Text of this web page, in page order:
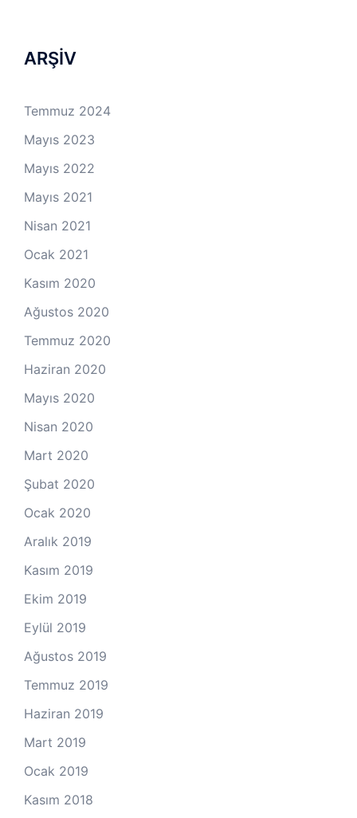
ARŞİV
Temmuz 2024
Mayıs 2023
Mayıs 2022
Mayıs 2021
Nisan 2021
Ocak 2021
Kasım 2020
Ağustos 2020
Temmuz 2020
Haziran 2020
Mayıs 2020
Nisan 2020
Mart 2020
Şubat 2020
Ocak 2020
Aralık 2019
Kasım 2019
Ekim 2019
Eylül 2019
Ağustos 2019
Temmuz 2019
Haziran 2019
Mart 2019
Ocak 2019
Kasım 2018